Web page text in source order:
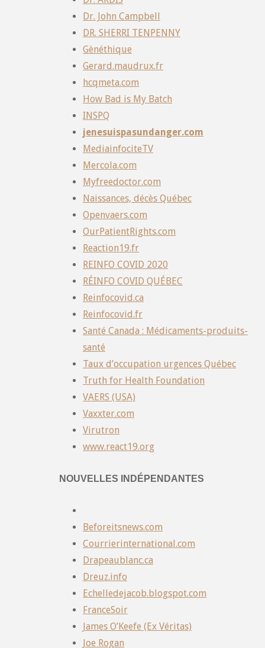
Dr. John Campbell
DR. SHERRI TENPENNY
Gènéthique
Gerard.maudrux.fr
hcqmeta.com
How Bad is My Batch
INSPQ
jenesuispasundanger.com
MediainfociteTV
Mercola.com
Myfreedoctor.com
Naissances, décès Québec
Openvaers.com
OurPatientRights.com
Reaction19.fr
REINFO COVID 2020
RÉINFO COVID QUÉBEC
Reinfocovid.ca
Reinfocovid.fr
Santé Canada : Médicaments-produits-
santé
Taux d’occupation urgences Québec
Truth for Health Foundation
VAERS (USA)
Vaxxter.com
Virutron
www.react19.org
NOUVELLES INDÉPENDANTES
Beforeitsnews.com
Courrierinternational.com
Drapeaublanc.ca
Dreuz.info
Echelledejacob.blogspot.com
FranceSoir
James O’Keefe (Ex Véritas)
Joe Rogan